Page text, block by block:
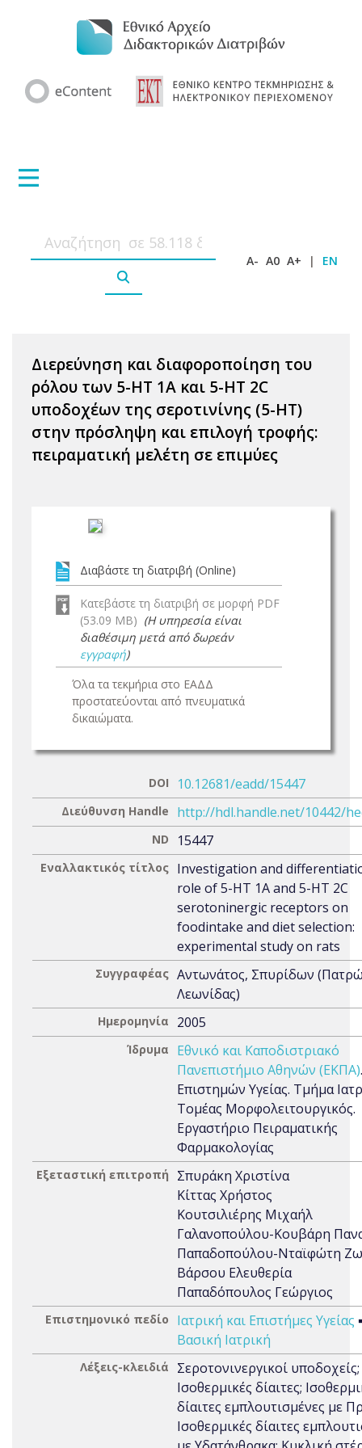
A- A0 A+ | EN
Διερεύνηση και διαφοροποίηση του
ρόλου των 5-ΗΤ 1Α και 5-ΗΤ 2C
υποδοχέων της σεροτινίνης (5-ΗΤ)
στην πρόσληψη και επιλογή τροφής:
πειραματική μελέτη σε επιμύες
Διαβάστε τη διατριβή (Online)
Κατεβάστε τη διατριβή σε μορφή PDF
(53.09 MB) (Η υπηρεσία είναι
διαθέσιμη μετά από δωρεάν
εγγραφή)
Όλα τα τεκμήρια στο ΕΑΔΔ
προστατεύονται από πνευματικά
δικαιώματα.
DOI 10.12681/eadd/15447
Διεύθυνση Handle http://hdl.handle.net/10442/
ND 15447
Εναλλακτικός τίτλος Investigation and
role of 5-HT 1A and 5-HT 2C
serotoninergic receptors on
foodintake and diet selection:
experimental study on rats
Συγγραφέας Αντωνάτος, Σπυρίδων
Λεωνίδας)
Ημερομηνία 2005
Ίδρυμα
Εθνικό και Καποδιστριακό
Πανεπιστήμιο Αθηνών (ΕΚΠΑ)
Επιστημών Υγείας. Τμήμα
Τομέας Μορφολειτουργικός.
Εργαστήριο Πειραματικής
Φαρμακολογίας
Εξεταστική επιτροπή
Σπυράκη Χριστίνα
Κίττας Χρήστος
Κουτσιλιέρης Μιχαήλ
Γαλανοπούλου-Κουβάρη
Παπαδοπούλου-Νταϊφώτη
Βάρσου Ελευθερία
Παπαδόπουλος Γεώργιος
Επιστημονικό πεδίο Ιατρική και Επιστήμες Υγείας
Βασική Ιατρική
Λέξεις-κλειδιά
Σεροτονινεργικοί υποδοχείς;
Ισοθερμικές δίαιτες;
δίαιτες εμπλουτισμένες με
Ισοθερμικές δίαιτες